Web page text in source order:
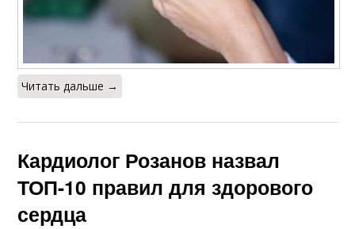
Читать дальше →
Кардиолог Розанов назвал
ТОП-10 правил для здорового
сердца